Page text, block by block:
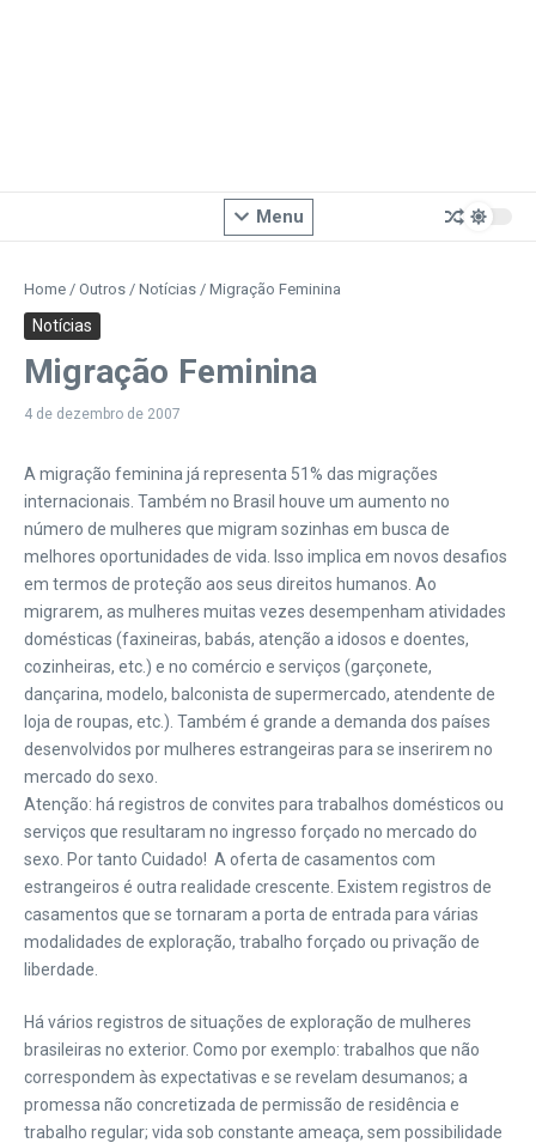
Menu
Home / Outros / Notícias / Migração Feminina
Notícias
Migração Feminina
4 de dezembro de 2007
A migração feminina já representa 51% das migrações
internacionais. Também no Brasil houve um aumento no
número de mulheres que migram sozinhas em busca de
melhores oportunidades de vida. Isso implica em novos desafios
em termos de proteção aos seus direitos humanos. Ao
migrarem, as mulheres muitas vezes desempenham atividades
domésticas (faxineiras, babás, atenção a idosos e doentes,
cozinheiras, etc.) e no comércio e serviços (garçonete,
dançarina, modelo, balconista de supermercado, atendente de
loja de roupas, etc.). Também é grande a demanda dos países
desenvolvidos por mulheres estrangeiras para se inserirem no
mercado do sexo.
Atenção: há registros de convites para trabalhos domésticos ou
serviços que resultaram no ingresso forçado no mercado do
sexo. Por tanto Cuidado! A oferta de casamentos com
estrangeiros é outra realidade crescente. Existem registros de
casamentos que se tornaram a porta de entrada para várias
modalidades de exploração, trabalho forçado ou privação de
liberdade.
Há vários registros de situações de exploração de mulheres
brasileiras no exterior. Como por exemplo: trabalhos que não
correspondem às expectativas e se revelam desumanos; a
promessa não concretizada de permissão de residência e
trabalho regular; vida sob constante ameaça, sem possibilidade